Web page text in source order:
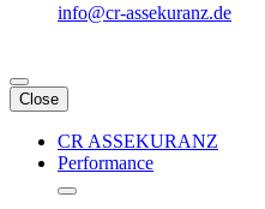
info@cr-assekuranz.de
Close
CR ASSEKURANZ
Performance